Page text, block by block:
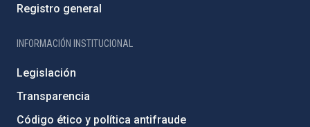
Registro general
INFORMACIÓN INSTITUCIONAL
Legislación
Transparencia
Código ético y política antifraude